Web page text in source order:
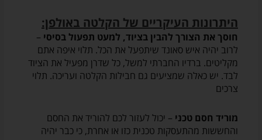
היתרונות העיקריים של הקלטה באולפן:
חוסך את הצורך להבין בציוד, למעט תפעול בסיסי –
לרוב יהיה איש סאונד שיתפעל את הכל. תלוי איפה אתם
מקליטים. ברדיו החברתי למשל, כל שדרן מפעיל את הציוד
לבד. יש כאלה שמציעים גם חבילות הקלטה ועריכה. תלוי
צרכים
מוריד חסם טכני – יכול לעזור לכם להוריד את החסם
והחששות מהתעסקות טכנית כזו או אחרת, כי כבר יהיה